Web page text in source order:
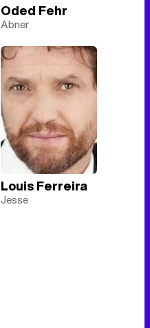
Oded Fehr
Abner
Louis Ferreira
Jesse